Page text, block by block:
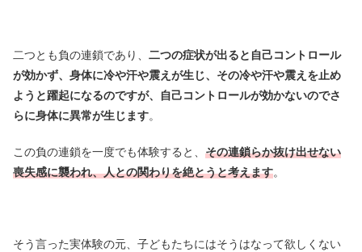
二つとも負の連鎖であり、 二つの症状が出ると自己コントロール
が効かず、身体に冷や汗や震えが生じ、その冷や汗や震えを止め
ようと躍起になるのですが、自己コントロールが効かないのでさ
らに身体に異常が生じます。
この負の連鎖を一度でも体験すると、 その連鎖らか抜け出せない
喪失感に襲われ、人との関わりを絶とうと考えます。
そう言った実体験の元、子どもたちにはそうはなって欲しくない